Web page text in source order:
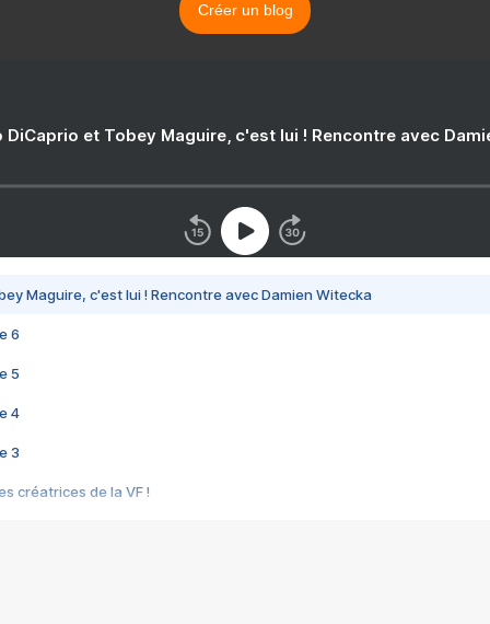
Créer un blog
DiCaprio et Tobey Maguire, c'est lui ! Rencontre avec
Maguire, c'est lui ! Rencontre avec Damien Witecka
6
5
4
3
créatrices de la VF !